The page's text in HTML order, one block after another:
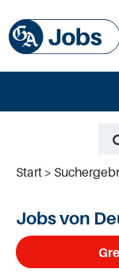
Start
Jobs von